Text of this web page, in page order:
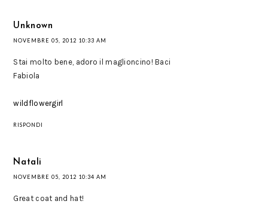
Unknown
NOVEMBRE 05, 2012 10:33 AM
Stai molto bene, adoro il maglioncino! Baci
Fabiola
wildflowergirl
RISPONDI
Natali
NOVEMBRE 05, 2012 10:34 AM
Great coat and hat!